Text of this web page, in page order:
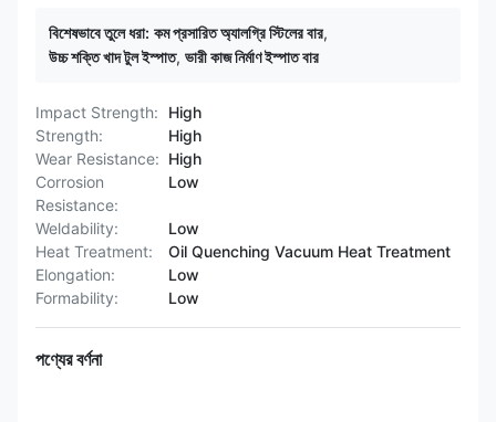
বিশেষভাবে তুলে ধরা: কম প্রসারিত অ্যালগ্রি স্টিলের বার,
উচ্চ শক্তি খাদ টুল ইস্পাত, ভারী কাজ নির্মাণ ইস্পাত বার
Impact Strength:
High
Strength:
High
Wear Resistance: High
Corrosion
Resistance:
Low
Weldability:
Low
Heat Treatment:
Oil Quenching Vacuum Heat Treatment
Elongation:
Low
Formability:
Low
পণ্যের বর্ণনা